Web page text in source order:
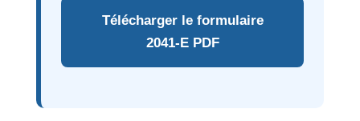
Télécharger le formulaire
2041-E PDF